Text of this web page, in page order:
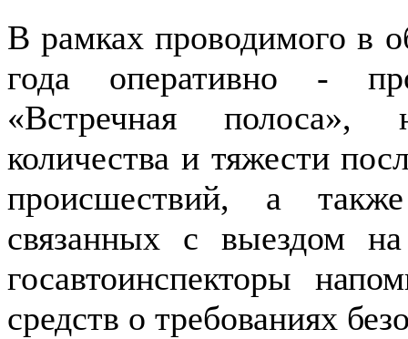
В рамках проводимого в
года оперативно -
«Встречная полоса»,
количества и тяжести
происшествий, а
связанных с выездом
госавтоинспекторы
средств о требованиях